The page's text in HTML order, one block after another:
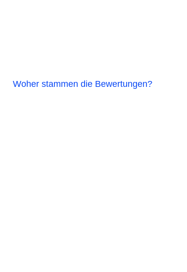
Woher stammen die Bewertungen?